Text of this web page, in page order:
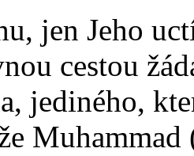
jen Jeho
cestou
jediného,